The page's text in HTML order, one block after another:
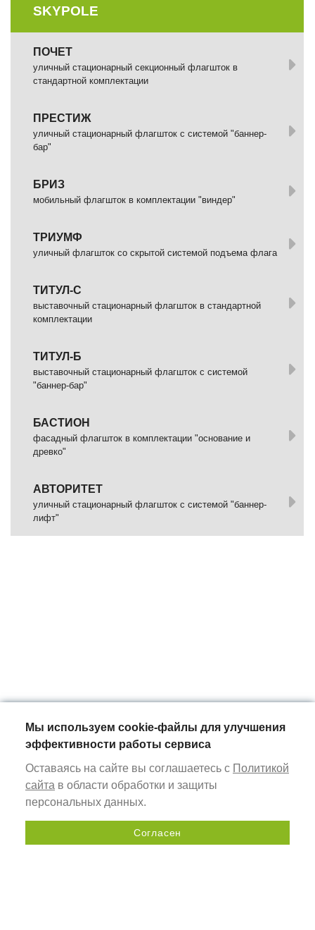
SKYPOLE
ПОЧЕТ
уличный стационарный секционный флагшток в
стандартной комплектации
ПРЕСТИЖ
уличный стационарный флагшток с системой "баннер-
бар"
БРИЗ
мобильный флагшток в комплектации "виндер"
ТРИУМФ
уличный флагшток со скрытой системой подъема флага
ТИТУЛ-С
выставочный стационарный флагшток в стандартной
комплектации
ТИТУЛ-Б
выставочный стационарный флагшток с системой
"баннер-бар"
БАСТИОН
фасадный флагшток в комплектации "основание и
древко"
АВТОРИТЕТ
уличный стационарный флагшток с системой "баннер-
лифт"
Отправить запрос
Мы используем cookie-файлы для улучшения
эффективности работы сервиса
Оставаясь на сайте вы соглашаетесь с Политикой
сайта в области обработки и защиты
персональных данных.
Согласен